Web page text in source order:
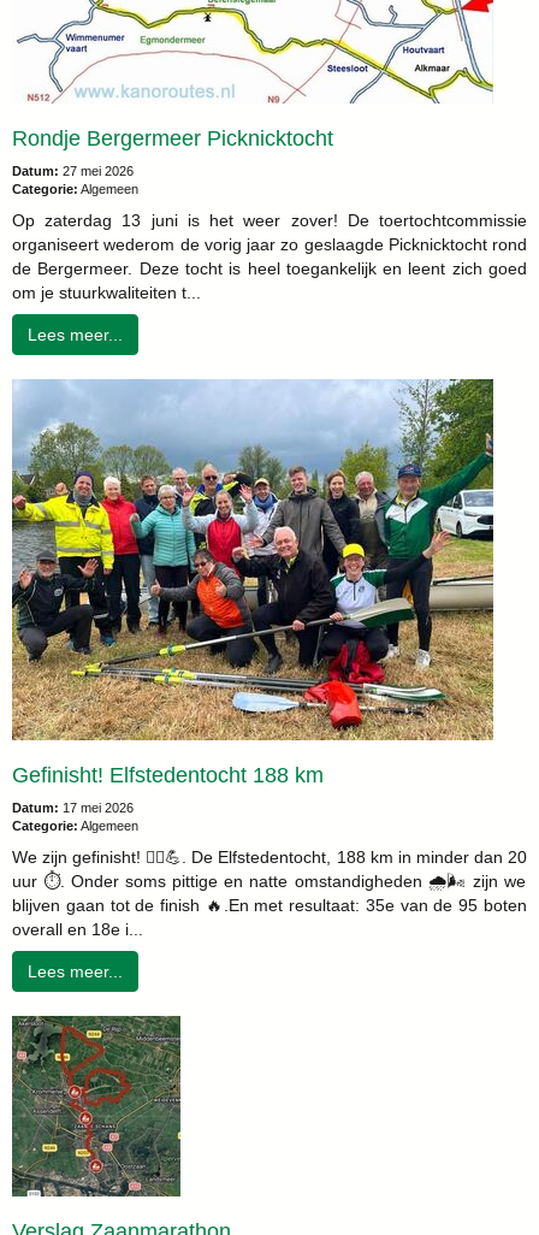
Rondje Bergermeer Picknicktocht
Datum: 27 mei 2026
Categorie: Algemeen
Op zaterdag 13 juni is het weer zover! De toertochtcommissie
organiseert wederom de vorig jaar zo geslaagde Picknicktocht rond
de Bergermeer. Deze tocht is heel toegankelijk en leent zich goed
om je stuurkwaliteiten t...
Lees meer...
Gefinisht! Elfstedentocht 188 km
Datum: 17 mei 2026
Categorie: Algemeen
We zijn gefinisht! 🚣‍♂️💪. De Elfstedentocht, 188 km in minder dan 20
uur ⏱️. Onder soms pittige en natte omstandigheden 🌧️🌬️ zijn we
blijven gaan tot de finish 🔥.En met resultaat: 35e van de 95 boten
overall en 18e i...
Lees meer...